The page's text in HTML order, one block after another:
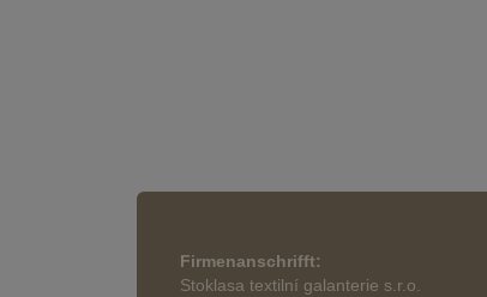
Firmenanschrifft:
Stoklasa textilní galanterie s.r.o.